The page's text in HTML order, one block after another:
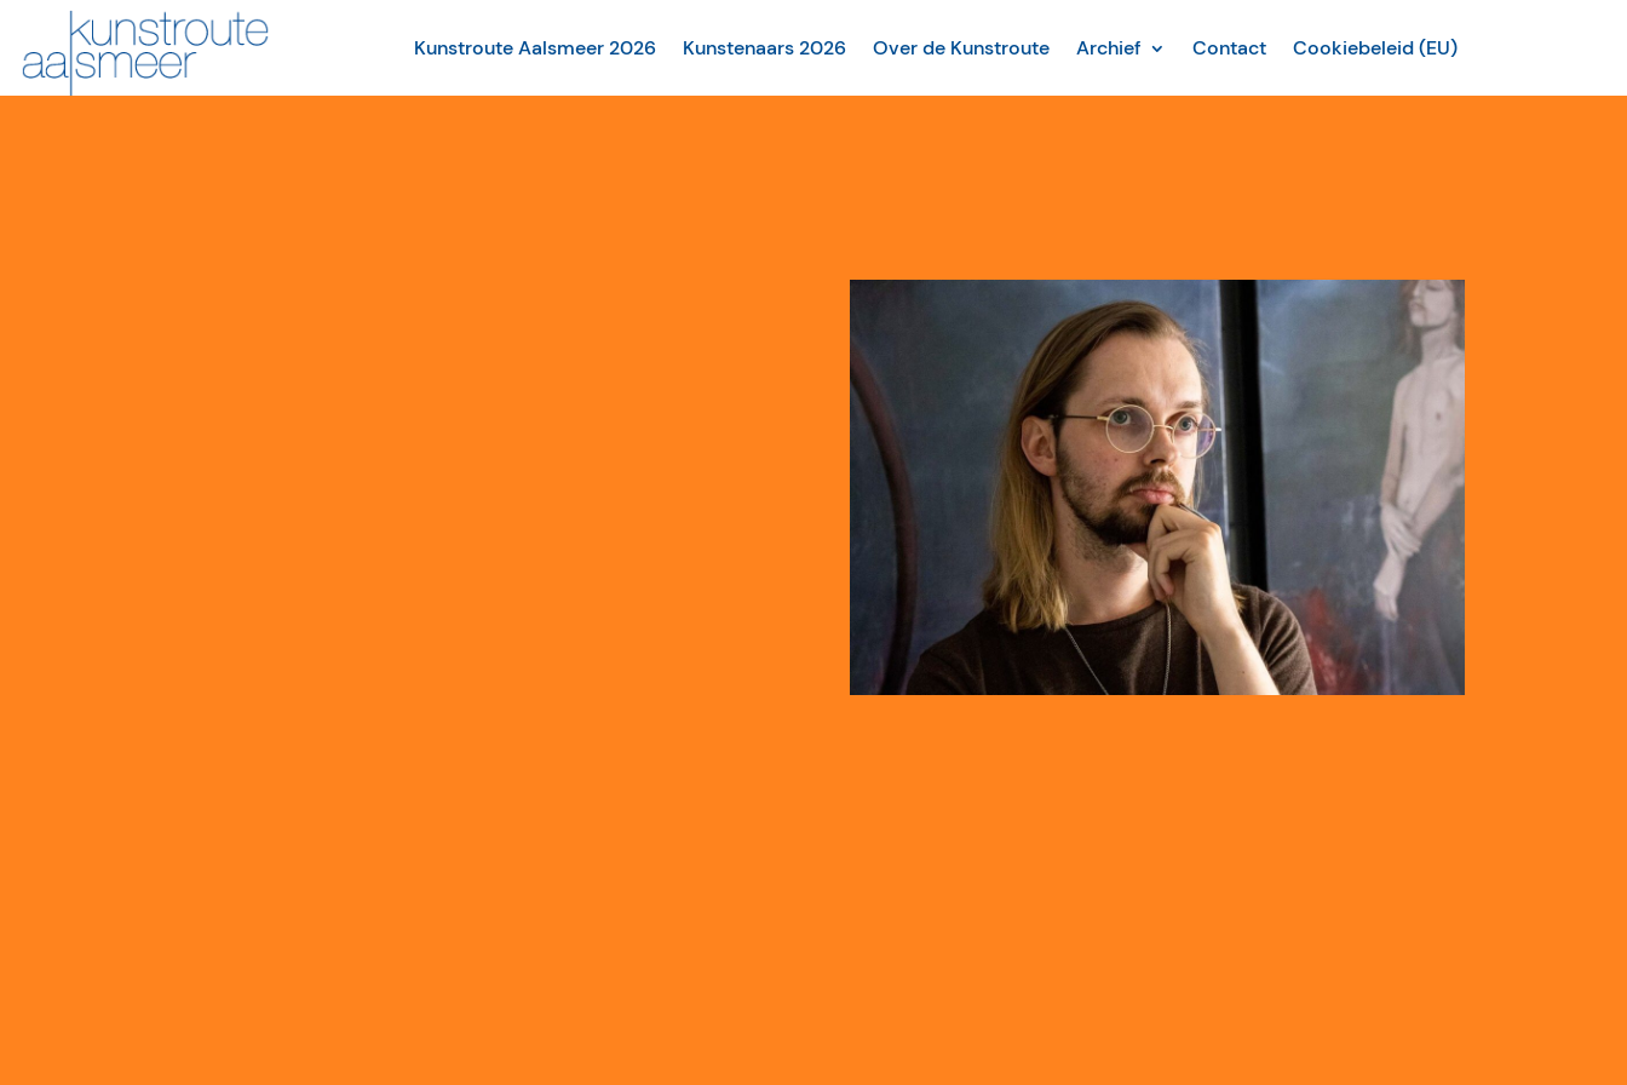
Kunstroute Aalsmeer 2026 Kunstenaars 2026 Over de Kunstroute Archief Contact Cookiebeleid (EU)